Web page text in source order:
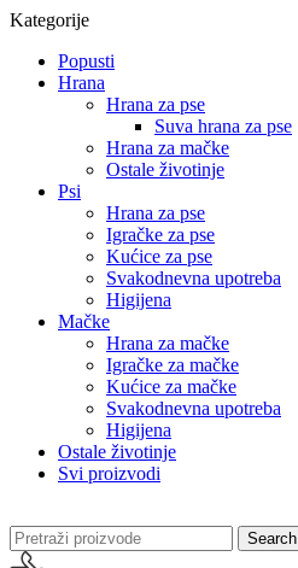
Kategorije
Popusti
Hrana
Hrana za pse
Suva hrana za pse
Hrana za mačke
Ostale životinje
Psi
Hrana za pse
Igračke za pse
Kućice za pse
Svakodnevna upotreba
Higijena
Mačke
Hrana za mačke
Igračke za mačke
Kućice za mačke
Svakodnevna upotreba
Higijena
Ostale životinje
Svi proizvodi
Search